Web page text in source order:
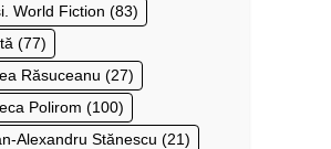
World Fiction (83)
(77)
Răsuceanu (27)
Polirom (100)
Alexandru Stănescu (21)